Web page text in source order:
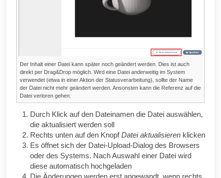
Der Inhalt einer Datei kann später noch geändert werden. Dies ist auch
direkt per Drag&Drop möglich. Wird eine Datei anderweitig im System
verwendet (etwa in einer Aktion der Statusverarbeitung), sollte der Name
der Datei nicht mehr geändert werden. Ansonsten kann die Referenz auf die
Datei verloren gehen.
Durch Klick auf den Dateinamen die Datei auswählen,
die aktualisiert werden soll
Rechts unten auf den KnopfDatei aktualisieren klicken
Es öffnet sich der Datei-Upload-Dialog des Browsers
oder des Systems. Nach Auswahl einer Datei wird
diese automatisch hochgeladen
Die Änderungen werden erst angewandt, wenn rechts